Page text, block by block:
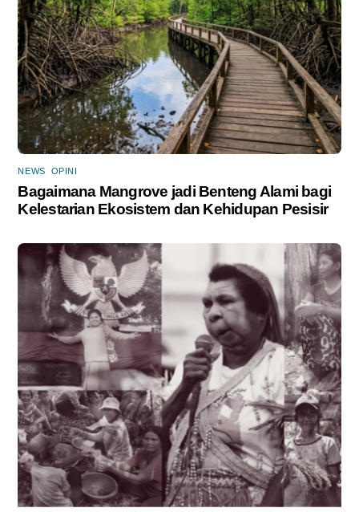
NEWS OPINI
Bagaimana Mangrove jadi Benteng Alami bagi
Kelestarian Ekosistem dan Kehidupan Pesisir